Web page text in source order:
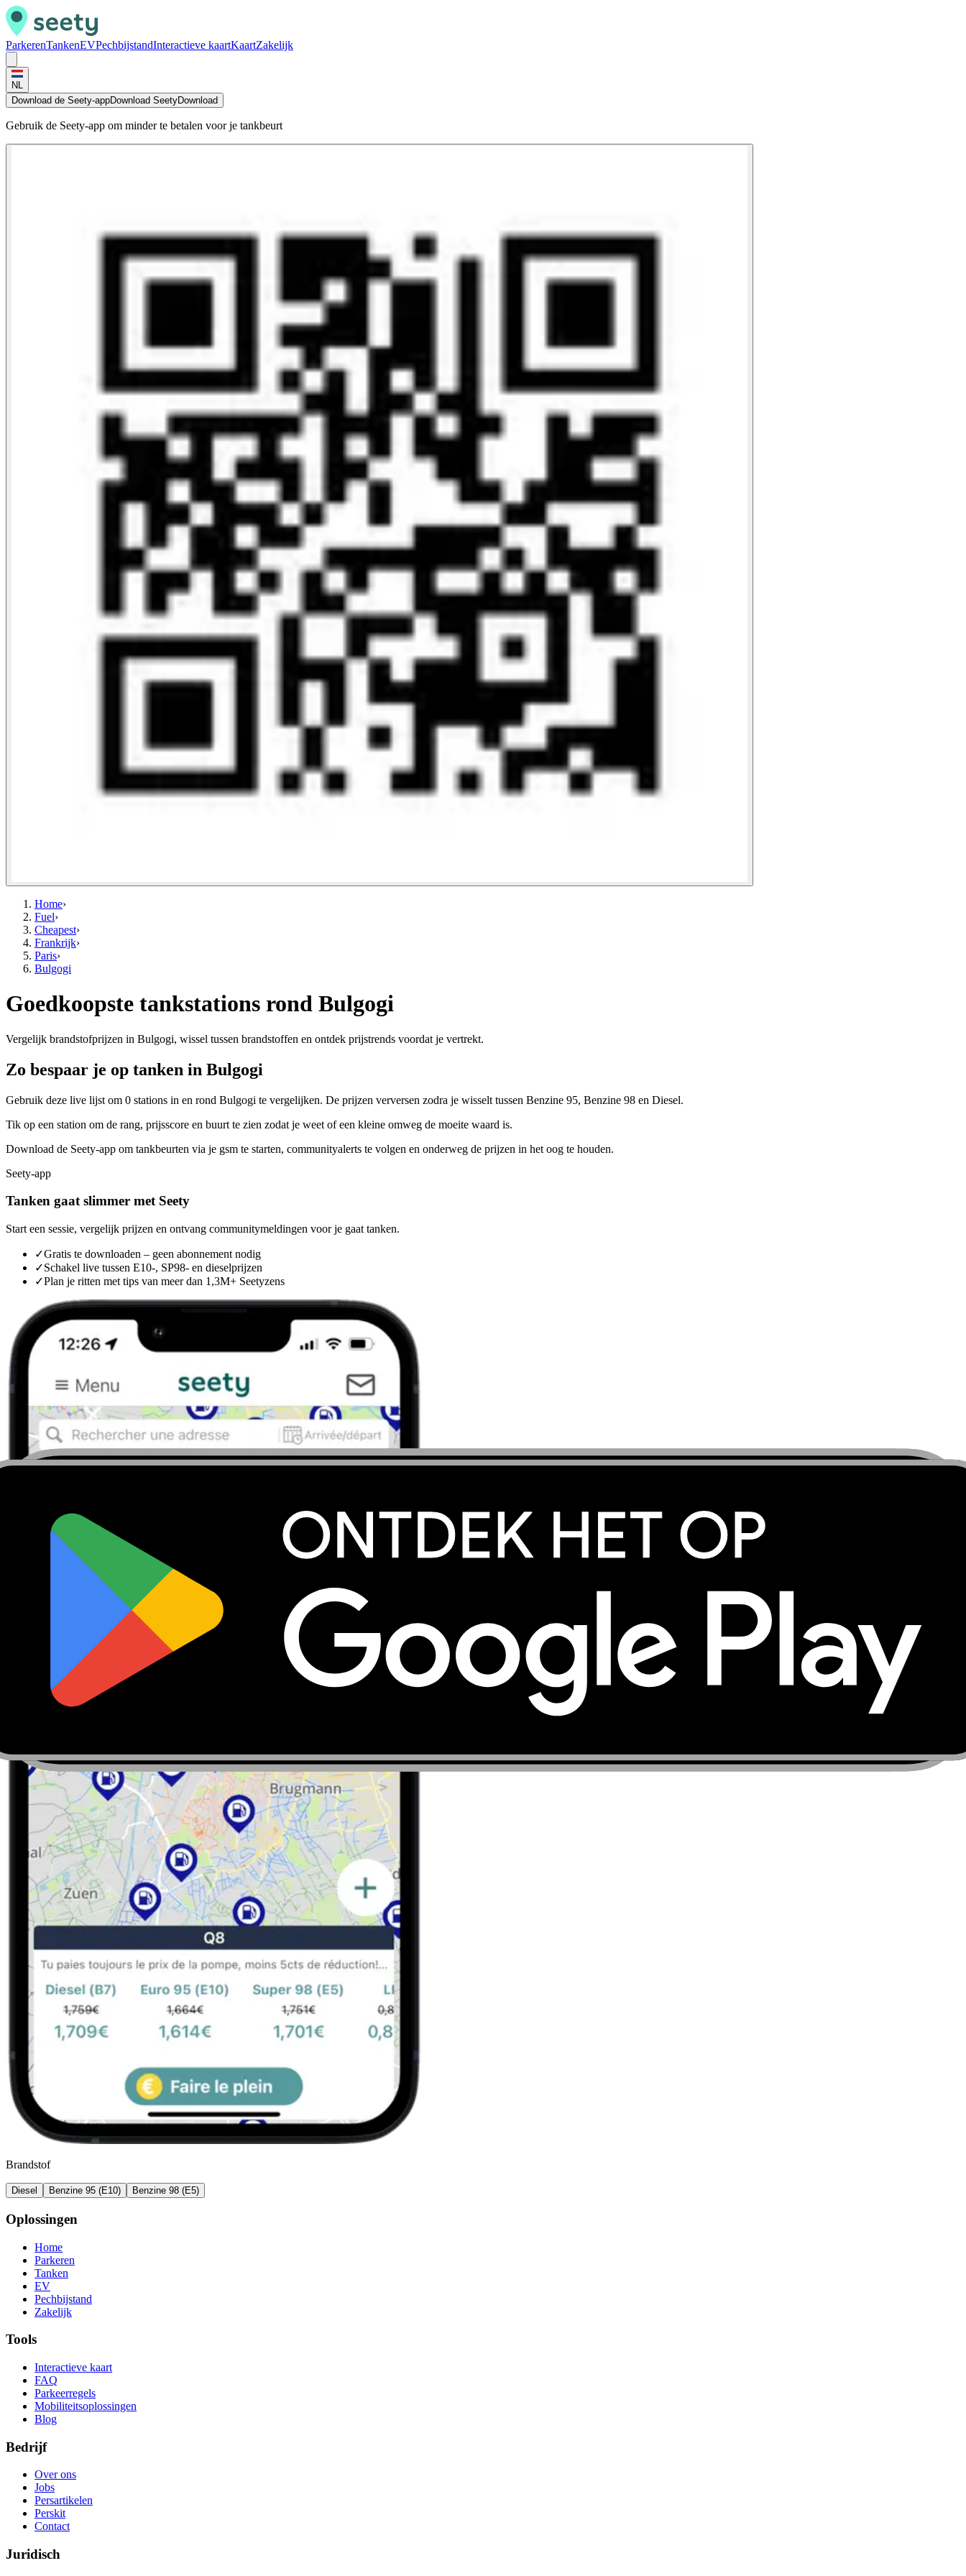
ParkerenTankenEVPechbijstandInteractieve kaartKaartZakelijk
NL
Download de Seety-appDownload SeetyDownload
Gebruik de Seety-app om minder te betalen voor je tankbeurt
Home›
Fuel›
Cheapest›
Frankrijk›
Paris›
Bulgogi
Goedkoopste tankstations rond Bulgogi
Vergelijk brandstofprijzen in Bulgogi, wissel tussen brandstoffen en ontdek prijstrends voordat je vertrekt.
Zo bespaar je op tanken in Bulgogi
Gebruik deze live lijst om 0 stations in en rond Bulgogi te vergelijken. De prijzen verversen zodra je wisselt tussen Benzine 95, Benzine 98 en Diesel.
Tik op een station om de rang, prijsscore en buurt te zien zodat je weet of een kleine omweg de moeite waard is.
Download de Seety-app om tankbeurten via je gsm te starten, communityalerts te volgen en onderweg de prijzen in het oog te houden.
Seety-app
Tanken gaat slimmer met Seety
Start een sessie, vergelijk prijzen en ontvang communitymeldingen voor je gaat tanken.
✓Gratis te downloaden – geen abonnement nodig
✓Schakel live tussen E10-, SP98- en dieselprijzen
✓Plan je ritten met tips van meer dan 1,3M+ Seetyzens
Brandstof
Diesel Benzine 95 (E10) Benzine 98 (E5)
Oplossingen
Home
Parkeren
Tanken
EV
Pechbijstand
Zakelijk
Tools
Interactieve kaart
FAQ
Parkeerregels
Mobiliteitsoplossingen
Blog
Bedrijf
Over ons
Jobs
Persartikelen
Perskit
Contact
Juridisch